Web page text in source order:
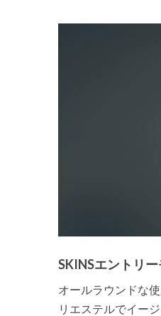
SKINSエントリ
オールラウンドな
リエステルでイー